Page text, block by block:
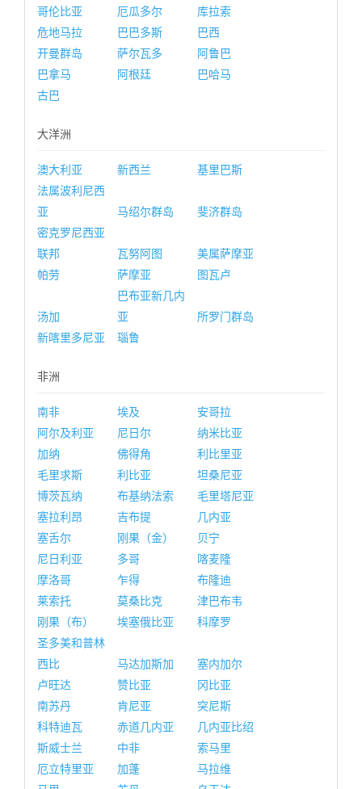
哥伦比亚
厄瓜多尔
库拉索
危地马拉
巴巴多斯
巴西
开曼群岛
萨尔瓦多
阿鲁巴
巴拿马
阿根廷
巴哈马
古巴
大洋洲
澳大利亚 新西兰
基里巴斯
法属波利尼西
亚
马绍尔群岛
斐济群岛
密克罗尼西亚
联邦
瓦努阿图
美属萨摩亚
帕劳
萨摩亚 图瓦卢
汤加
巴布亚新几内
亚
所罗门群岛
新喀里多尼亚
瑙鲁
非洲
南非 埃及
安哥拉
阿尔及利亚
尼日尔
纳米比亚
加纳
佛得角
利比里亚
毛里求斯
利比亚
坦桑尼亚
博茨瓦纳
布基纳法索
毛里塔尼亚
塞拉利昂
吉布提
几内亚
塞舌尔
刚果（金）
贝宁
尼日利亚
多哥
喀麦隆
摩洛哥
乍得
布隆迪
莱索托
莫桑比克
津巴布韦
刚果（布）
埃塞俄比亚
科摩罗
圣多美和普林
西比
马达加斯加
塞内加尔
卢旺达
赞比亚
冈比亚
南苏丹
肯尼亚
突尼斯
科特迪瓦
赤道几内亚
几内亚比绍
斯威士兰
中非
索马里
厄立特里亚
加蓬
马拉维